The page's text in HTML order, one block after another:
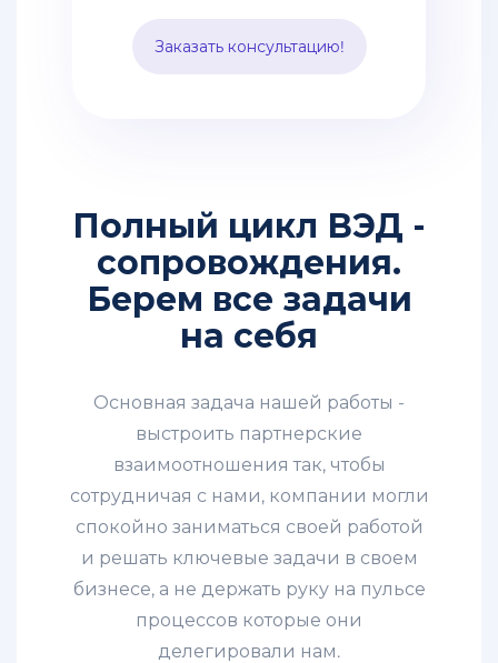
Заказать консультацию!
транспортные расходы.
Полный цикл ВЭД -
сопровождения.
Берем все задачи
на себя
Основная задача нашей работы -
выстроить партнерские
взаимоотношения так, чтобы
сотрудничая с нами, компании могли
спокойно заниматься своей работой
и решать ключевые задачи в своем
бизнесе, а не держать руку на пульсе
процессов которые они
делегировали нам.